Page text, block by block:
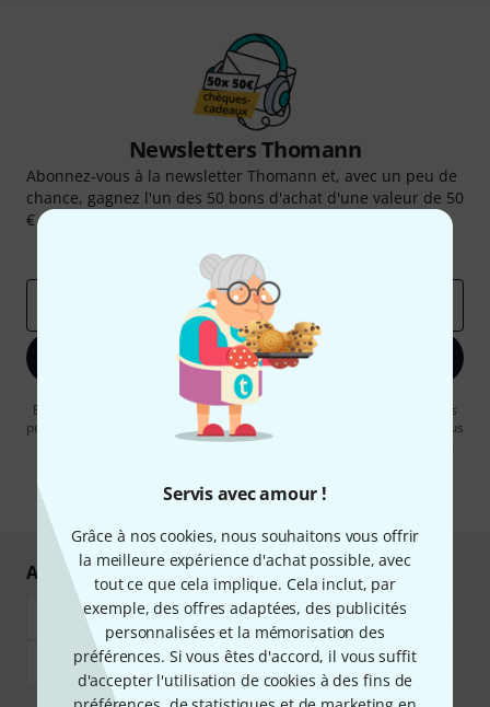
Servis avec amour !
Grâce à nos cookies, nous souhaitons vous offrir
la meilleure expérience d'achat possible, avec
tout ce que cela implique. Cela inclut, par
exemple, des offres adaptées, des publicités
personnalisées et la mémorisation des
préférences. Si vous êtes d'accord, il vous suffit
d'accepter l'utilisation de cookies à des fins de
Newsletters Thomann
Abonnez-vous à la newsletter Thomann et, avec un peu de
chance, gagnez l'un des 50 bons d'achat d'une valeur de 50
€ chacun!
Articles inspirants
Deals
S'inscrire maintenant
En cliquant sur "S'inscrire maintenant", vous acceptez de recevoir des
publicités par e-mail. La désinscription est possible à tout moment. Vous
pouvez trouver plus d'informations à ce sujet dans notre
* Requis
Achetez et payez en toute sécurité